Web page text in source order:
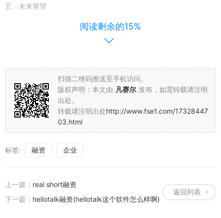
五、未来展望
随着金融市场的不断发展和创新，未来将有更多低成本的融资方式出
现。企业应持续关注市场动态和政策导向，不断探索新的融资方式，
六、结语
总之，优化3A融资成本是企业实现可持续发展的重要策略之一。通过
以上措施的实施，企业可以更好地把握市场机遇，降低资金成本，为
企业的长远发展奠定坚实基础。希望本文的讨论能为广大企业家提供
阅读剩余的15%
扫描二维码推送至手机访问。
版权声明：本文由 凡赛尔 发布，如需转载请注明
出处。
转载请注明出处http://www.fse1.com/17328447
03.html
标签: 融资 企业
返回列表
上一篇： real short融资
下一篇： hellotalk融资(hellotalk这个软件怎么样啊)